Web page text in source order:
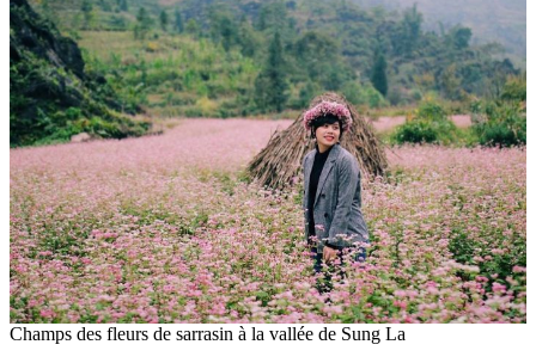
Champs des fleurs de sarrasin à la vallée de Sung La